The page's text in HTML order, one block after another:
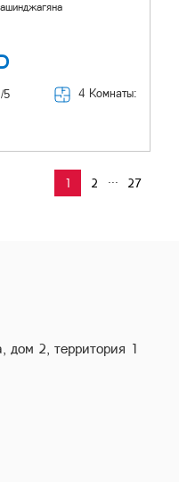
5 4 Комнаты:
1 2 ... 27
дом 2, территория 1